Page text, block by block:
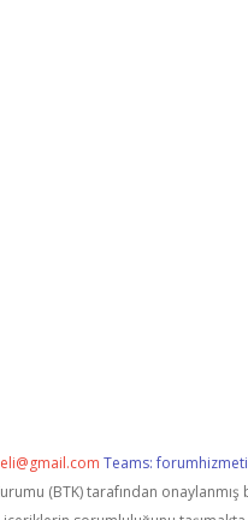
Teams:
(BTK) tarafından